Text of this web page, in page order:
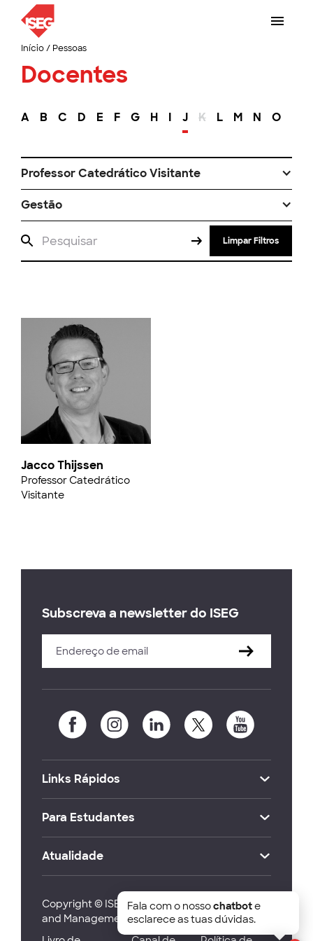
Início/ Pessoas
Docentes
A B C D E F G H I J K L M N O
Professor Catedrático Visitante
Gestão
Limpar Filtros
Jacco Thijssen
Professor Catedrático
Visitante
Subscreva a newsletter do ISEG
Links Rápidos
Para Estudantes
Atualidade
Copyright © ISEG Lisbon School of Economics
and Management 2026
Fala com o nossochatbote
esclarece as tuas dúvidas.